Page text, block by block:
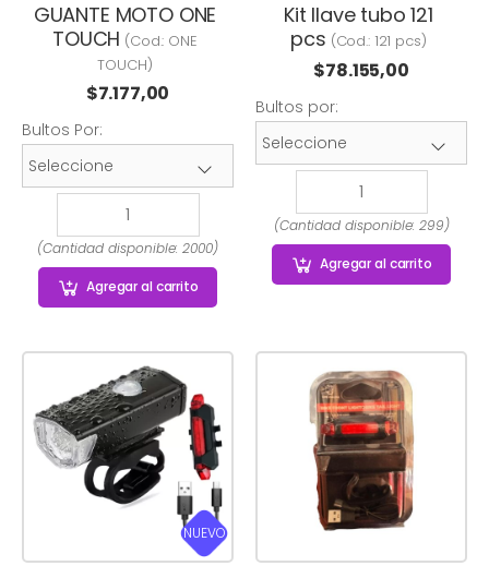
GUANTE MOTO ONE
TOUCH (Cod.: ONE
TOUCH)
$7.177,00
Bultos Por:
(Cantidad disponible: 2000)
Agregaral carrito
Kit llave tubo 121
pcs (Cod.: 121 pcs)
$78.155,00
Bultos por:
(Cantidad disponible: 299)
Agregaral carrito
NUEVO